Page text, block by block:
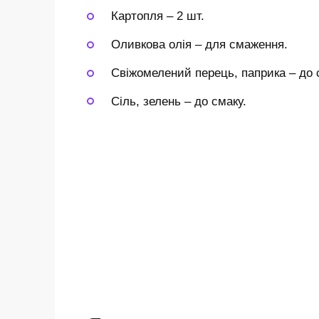
Картопля – 2 шт.
Оливкова олія – для смаження.
Свіжомелений перець, паприка– до
Сіль, зелень – до смаку.